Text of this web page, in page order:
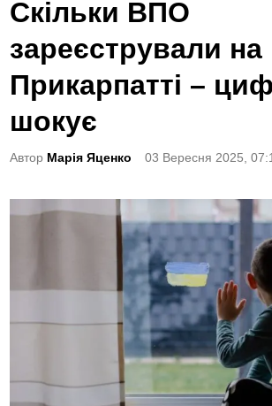
s
t
e
d
n
Скільки ВПО
зареєстрували на
Прикарпатті –
шокує
Автор Марія Яценко 03 Вересня 2025,